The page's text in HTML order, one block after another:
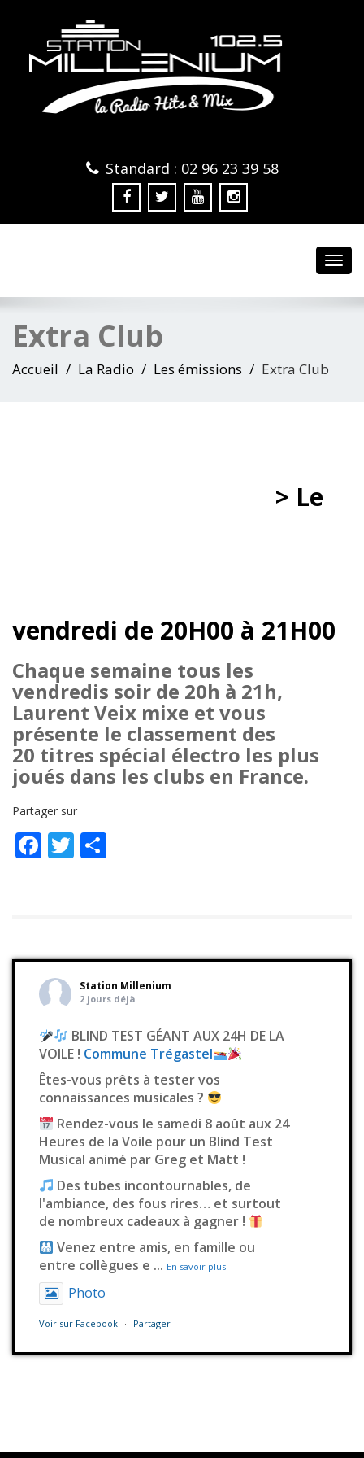
Standard : 02 96 23 39 58
Extra Club
Accueil La Radio Les émissions Extra Club
> Le
vendredi de 20H00 à 21H00
Chaque semaine tous les
vendredis soir de 20h à 21h,
Laurent Veix mixe et vous
présente le classement des
20 titres spécial électro les plus
joués dans les clubs en France.
Partager sur
Facebook
Twitter
Station Millenium
2 jours déjà
BLIND TEST GÉANT AUX 24H DE LA
VOILE ! Commune Trégastel
Êtes-vous prêts à tester vos
connaissances musicales ?
Rendez-vous le samedi 8 août aux 24
Heures de la Voile pour un Blind Test
Musical animé par Greg et Matt !
Des tubes incontournables, de
l'ambiance, des fous rires… et surtout
de nombreux cadeaux à gagner !
Venez entre amis, en famille ou
entre collègues e ... En savoir plus
Photo
Voir sur Facebook · Partager